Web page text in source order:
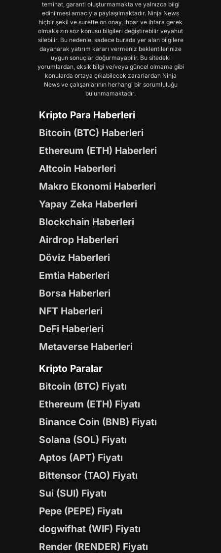
teminat, garanti oluşturmamakta ve yalnızca bilgi
edinilmesi amacıyla paylaşılmaktadır. Ninja News
hiçbir şekil ve surette ön onay, ihbar ve ihtara gerek
olmaksızın söz konusu bilgileri değiştirebilir veyahut
silebilir. Bu nedenle, sadece burada yer alan bilgilere
dayanarak yatırım kararı vermeniz beklentilerinize
uygun sonuçlar doğurmayabilir. Bu sitedeki
yorumlardan, eksik bilgi ve/veya güncel olmama gibi
konularda ortaya çıkabilecek zararlardan Ninja
News ve çalışanlarının herhangi bir sorumluluğu
bulunmamaktadır.
Kripto Para Haberleri
Bitcoin (BTC) Haberleri
Ethereum (ETH) Haberleri
Altcoin Haberleri
Makro Ekonomi Haberleri
Yapay Zeka Haberleri
Blockchain Haberleri
Airdrop Haberleri
Döviz Haberleri
Emtia Haberleri
Borsa Haberleri
NFT Haberleri
DeFi Haberleri
Metaverse Haberleri
Kripto Paralar
Bitcoin (BTC) Fiyatı
Ethereum (ETH) Fiyatı
Binance Coin (BNB) Fiyatı
Solana (SOL) Fiyatı
Aptos (APT) Fiyatı
Bittensor (TAO) Fiyatı
Sui (SUI) Fiyatı
Pepe (PEPE) Fiyatı
dogwifhat (WIF) Fiyatı
Render (RENDER) Fiyatı